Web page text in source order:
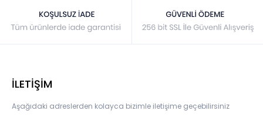
İLETİŞİM
Aşağıdaki adreslerden kolayca bizimle iletişime geçebilirsiniz